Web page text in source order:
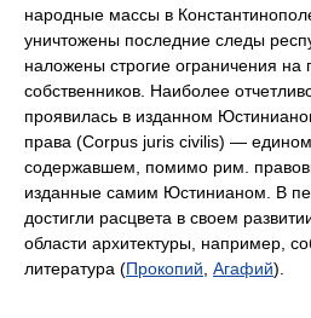
народные массы в
уничтожены последние следы
наложены строгие ограничения
собственников. Наиболее
проявилась в изданном
права (Corpus juris civilis) — едином
содержавшем, помимо рим.
изданные самим Юстинианом. В
достигли расцвета в своем
области архитектуры, например,
литература (Прокопий Агафий).